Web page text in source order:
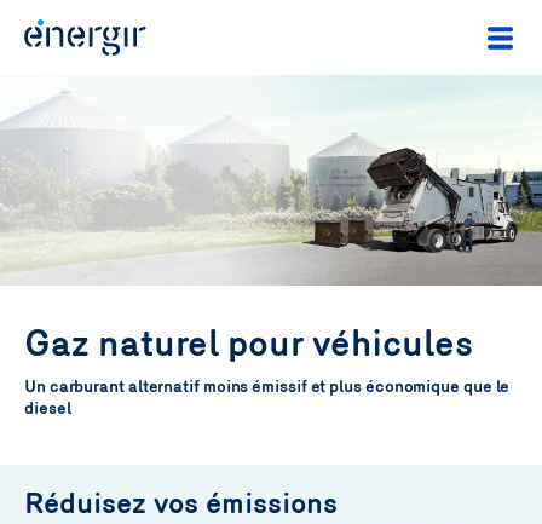
Gaz naturel pour véhicules
Un carburant alternatif moins émissif et plus économique que le
diesel
Réduisez vos émissions